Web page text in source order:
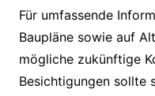
Für umfassende
Baupläne sowie auf
mögliche zukünftige
Besichtigungen sollte